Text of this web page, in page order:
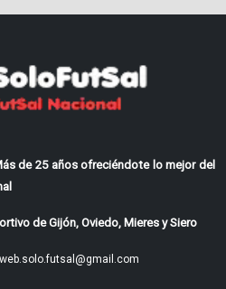
de 25 años ofreciéndote lo mejor del
de Gijón, Oviedo, Mieres y Siero
web.solo.futsal@gmail.com